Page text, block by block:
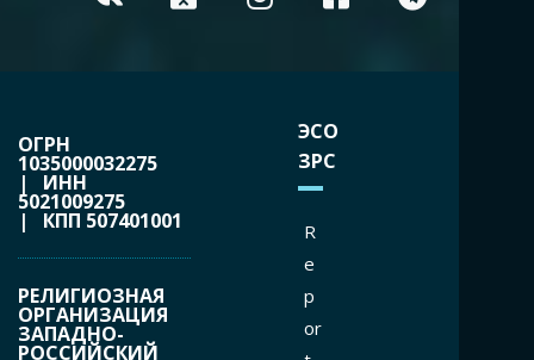
ОГРН
1035000032275
| ИНН
5021009275
| КПП 507401001
РЕЛИГИОЗНАЯ
ОРГАНИЗАЦИЯ
ЗАПАДНО-
РОССИЙСКИЙ
ЭСО
ЗРС
R
e
p
or